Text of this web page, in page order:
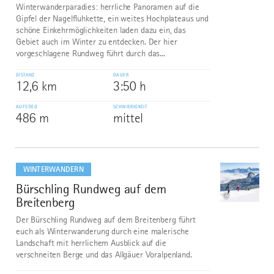
Winterwanderparadies: herrliche Panoramen auf die
Gipfel der Nagelfluhkette, ein weites Hochplateaus und
schöne Einkehrmöglichkeiten laden dazu ein, das
Gebiet auch im Winter zu entdecken. Der hier
vorgeschlagene Rundweg führt durch das...
DISTANZ
12,6 km
DAUER
3:50 h
AUFSTIEG
486 m
SCHWIERIGKEIT
mittel
WINTERWANDERN
6
Bürschling Rundweg auf dem
Breitenberg
©
Der Bürschling Rundweg auf dem Breitenberg führt
euch als Winterwanderung durch eine malerische
Landschaft mit herrlichem Ausblick auf die
verschneiten Berge und das Allgäuer Voralpenland.
dazu